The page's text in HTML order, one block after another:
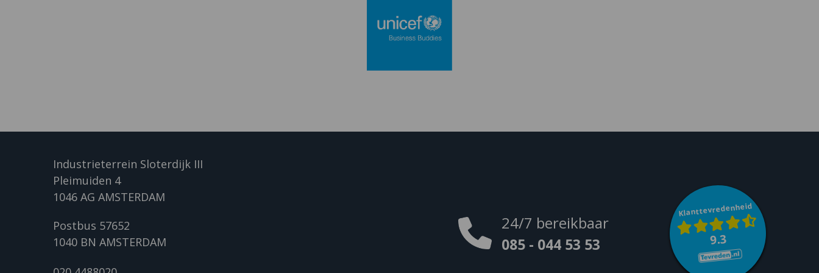
Industrieterrein Sloterdijk III
Pleimuiden 4
1046 AG AMSTERDAM
Postbus 57652
1040 BN AMSTERDAM
24/7 bereikbaar
085 - 044 53 53
Klanttevredenheid
9.3